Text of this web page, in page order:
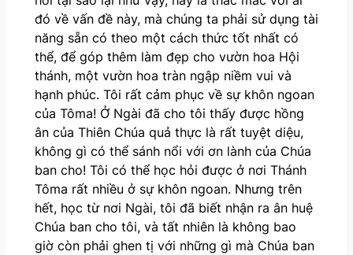
đó về vấn đề này, mà chúng ta phải sử dụng tài
năng sẵn có theo một cách thức tốt nhất có
thể, để góp thêm làm đẹp cho vườn hoa Hội
thánh, một vườn hoa tràn ngập niềm vui và
hạnh phúc. Tôi rất cảm phục về sự khôn ngoan
của Tôma! Ở Ngài đã cho tôi thấy được hồng
ân của Thiên Chúa quả thực là rất tuyệt diệu,
không gì có thể sánh nổi với ơn lành của Chúa
ban cho! Tôi có thể học hỏi được ở nơi Thánh
Tôma rất nhiều ở sự khôn ngoan. Nhưng trên
hết, học từ nơi Ngài, tôi đã biết nhận ra ân huệ
Chúa ban cho tôi, và tất nhiên là không bao
giờ còn phải ghen tị với những gì mà Chúa ban